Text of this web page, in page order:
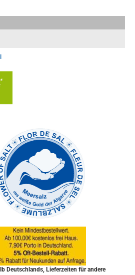
Deutschlands, Lieferzeiten für andere